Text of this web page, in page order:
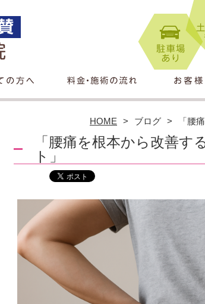
HOME ブログ 「腰
「腰痛を根本から改善
ト」